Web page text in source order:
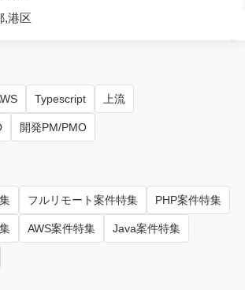
,港区
Typescript 上流
開発PM/PMO
フルリモート案件特集 PHP案件特集
AWS案件特集 Java案件特集